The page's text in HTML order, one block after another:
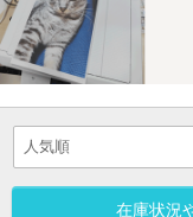
在庫状況